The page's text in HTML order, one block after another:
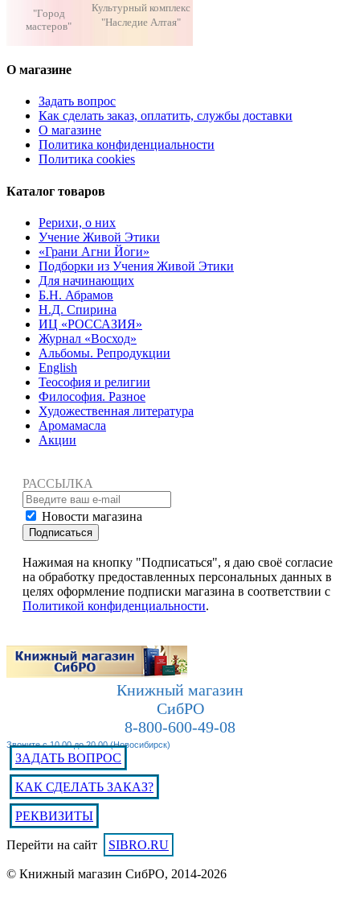
"Город
мастеров"
Культурный комплекс
"Наследие Алтая"
О магазине
Задать вопрос
Как сделать заказ, оплатить, службы доставки
О магазине
Политика конфиденциальности
Политика cookies
Каталог товаров
Рерихи, о них
Учение Живой Этики
«Грани Агни Йоги»
Подборки из Учения Живой Этики
Для начинающих
Б.Н. Абрамов
Н.Д. Спирина
ИЦ «РОССАЗИЯ»
Журнал «Восход»
Альбомы. Репродукции
English
Теософия и религии
Философия. Разное
Художественная литература
Аромамасла
Акции
РАССЫЛКА
Новости магазина
Подписаться
Нажимая на кнопку "Подписаться", я даю своё согласие
на обработку предоставленных персональных данных в
целях оформление подписки магазина в соответствии с
Политикой конфиденциальности.
Книжный магазин
СибРО
8-800-600-49-08
Звоните с 10.00 до 20.00 (Новосибирск)
ЗАДАТЬ ВОПРОС
КАК СДЕЛАТЬ ЗАКАЗ?
РЕКВИЗИТЫ
Перейти на сайт SIBRO.RU
© Книжный магазин СибРО, 2014-2026